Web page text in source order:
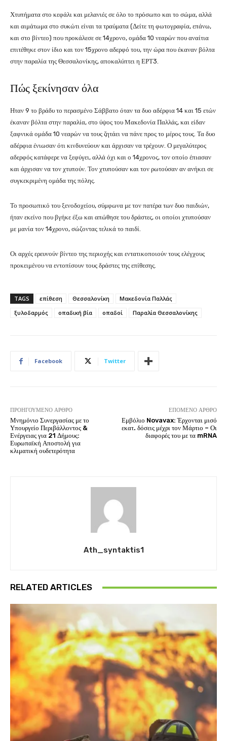
Χτυπήματα στο κεφάλι και μελανιές σε όλο το πρόσωπο και το σώμα, αλλά
και αιμάτωμα στο συκώτι είναι τα τραύματα (Δείτε τη φωτογραφία, επάνω,
και στο βίντεο) που προκάλεσε σε 14χρονο, ομάδα 10 νεαρών που αναίτια
επιτέθηκε στον ίδιο και τον 15χρονο αδερφό του, την ώρα που έκαναν βόλτα
στην παραλία της Θεσσαλονίκης, αποκαλύπτει η ΕΡΤ3.
Πώς ξεκίνησαν όλα
Ηταν 9 το βράδυ το περασμένο Σάββατο όταν τα δυο αδέρφια 14 και 15 ετών
έκαναν βόλτα στην παραλία, στο ύψος του Μακεδονία Παλλάς, και είδαν
ξαφνικά ομάδα 10 νεαρών να τους ζητάει να πάνε προς το μέρος τους. Τα δυο
αδέρφια ένιωσαν ότι κινδυνεύουν και άρχισαν να τρέχουν. Ο μεγαλύτερος
αδερφός κατάφερε να ξεφύγει, αλλά όχι και ο 14χρονος, τον οποίο έπιασαν
και άρχισαν να τον χτυπούν. Τον χτυπούσαν και τον ρωτούσαν αν ανήκει σε
συγκεκριμένη ομάδα της πόλης.
Το προσωπικό του ξενοδοχείου, σύμφωνα με τον πατέρα των δυο παιδιών,
ήταν εκείνο που βγήκε έξω και απώθησε του δράστες, οι οποίοι χτυπούσαν
με μανία τον 14χρονο, σώζοντας τελικά το παιδί.
Οι αρχές ερευνούν βίντεο της περιοχής και εντατικοποιούν τους ελέγχους
προκειμένου να εντοπίσουν τους δράστες της επίθεσης.
TAGS επίθεση Θεσσαλονίκη
Μακεδονία Παλλάς
ξυλοδαρμός
οπαδική βία οπαδοί Παραλία Θεσσαλονίκης
Facebook Twitter
ΠΡΟΗΓΟΎΜΕΝΟ ΆΡΘΡΟ
Μνημόνιο Συνεργασίας με το
Υπουργείο Περιβάλλοντος &
Ενέργειας για 21 Δήμους:
Ευρωπαϊκή Αποστολή για
κλιματική ουδετερότητα
ΕΠΌΜΕΝΟ ΆΡΘΡΟ
Εμβόλιο Novavax: Έρχονται μισό
εκατ. δόσεις μέχρι τον Μάρτιο – Οι
διαφορές του με τα mRNA
Ath_syntaktis1
RELATED ARTICLES